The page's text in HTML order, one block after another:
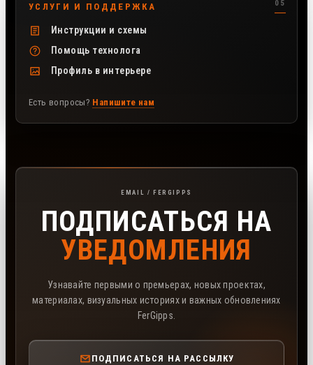
УСЛУГИ И ПОДДЕРЖКА
Инструкции и схемы
Помощь технолога
Профиль в интерьере
Есть вопросы? Напишите нам
Подписка на рассылку FerGipps
EMAIL / FERGIPPS
ПОДПИСАТЬСЯ НА
УВЕДОМЛЕНИЯ
Узнавайте первыми о премьерах, новых проектах,
материалах, визуальных историях и важных обновлениях
FerGipps.
ПОДПИСАТЬСЯ НА РАССЫЛКУ